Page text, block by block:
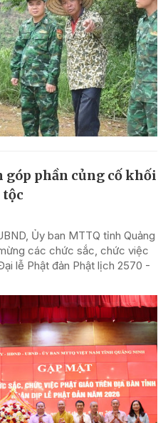
góp phần củng cố khối
tộc
Ủy ban MTTQ tỉnh Quảng
các chức sắc, chức việc
lễ Phật đản Phật lịch 2570 -